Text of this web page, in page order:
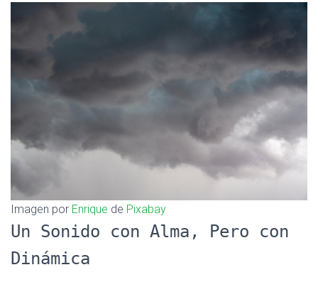
Imagen por Enrique de Pixabay
Un Sonido con Alma, Pero con
Dinámica